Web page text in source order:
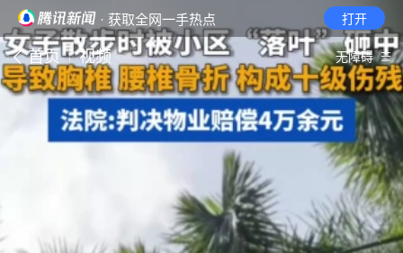
· 获取全网一手热点 打开
首页 视频 无障碍